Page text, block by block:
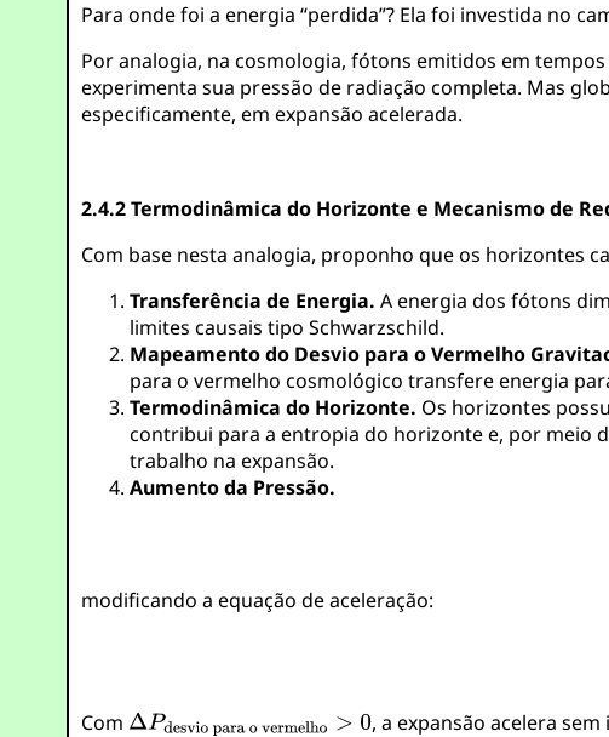
Para onde foi a energia “perdida”? Ela foi investida no
Por analogia, na cosmologia, fótons emitidos em
experimenta sua pressão de radiação completa. Mas
especificamente, em expansão acelerada.
2.4.2 Termodinâmica do Horizonte e Mecanismo de
Com base nesta analogia, proponho que os horizontes
Transferência de Energia. A energia dos fótons
limites causais tipo Schwarzschild.
Mapeamento do Desvio para o Vermelho
para o vermelho cosmológico transfere energia
Termodinâmica do Horizonte. Os horizontes
contribui para a entropia do horizonte e, por meio
trabalho na expansão.
Aumento da Pressão.
modificando a equação de aceleração:
Com
, a expansão acelera